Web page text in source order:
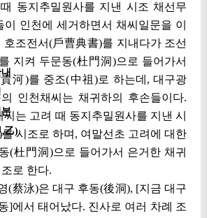
乙)
동지추밀원사를 지낸 시조 채선무
인천에 세거하면서 채씨일문을 이
호조전서(戶曹典書)를 지내다가 조선
지켜 두문동(杜門洞)으로 들어가서
河)를 중조(中祖)로 하는데, 대구광
인천채씨는 채귀하의 후손들이다.
는 고려 때 동지추밀원사를 지낸 시
시조로 하며, 여말선초 고려에 대한
(杜門洞)으로 들어가서 은거한 채귀
로 한다.
(蔡泳)은 대구 후동(後洞), [지금 대구
]에서 태어났다. 진사로 여러 차례 조